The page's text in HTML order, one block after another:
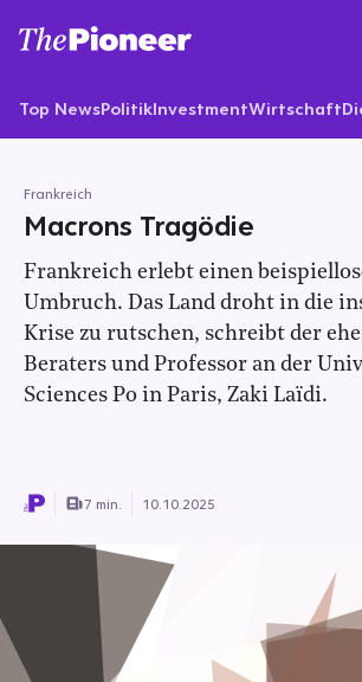
Top NewsPolitikInvestmentWirtschaft
Frankreich
Macrons Tragödie
Frankreich erlebt einen
Umbruch. Das Land droht in die
Krise zu rutschen, schreibt der
Beraters und Professor an der
Sciences Po in Paris, Zaki Laïdi.
7 min. 10.10.2025